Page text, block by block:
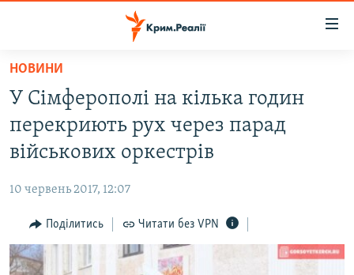
Перейти
основного
матеріалу
Перейти
до
основної
навігації
Перейти
до
пошуку
НОВИНИ
ВОДА.КРИМ
ВІДЕО ТА ФОТО
БЛОГИ
ПОГЛЯД
ІНТЕРВ'Ю
НОВИНИ
У Сімферополі на кілька годин
перекриють рух через парад
військових оркестрів
10 червень 2017, 12:07
Поділитись Читати без VPN